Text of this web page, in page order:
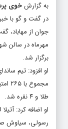
به گزارشخوی
در گفت و گو با
جوان از مهاباد،
مهرماه در سالن
برگزار شد.
طلا و ۴ نقره شد.
او اضافه کرد:
رسولی، سیاوش